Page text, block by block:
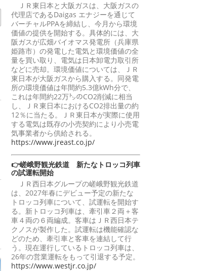
ＪＲ東日本と大阪ガスは、大阪ガスの
代理店であるDaigas エナジーを通じて
バーチャルPPAを締結し、今月から環境
価値の提供を開始する。具体的には、大
阪ガスが広畑バイオマス発電所（兵庫県
姫路市）の発電した電気と環境価値の全
量を買い取り、電気は日本卸電力取引所
などに売却。環境価値については、ＪＲ
東日本が大阪ガスから購入する。同発電
所の環境価値は年間約5.3億kWh分で、
これは年間約22万㌧のCO2削減に相当
し、ＪＲ東日本におけるCO2排出量の約
12％に当たる。ＪＲ東日本が実際に使用
する電気は既存の小売契約により小売電
気事業者から供給される。
https://www.jreast.co.jp/
👉嵯峨野観光鉄道 新たなトロッコ列車
の試運転開始
ＪＲ西日本グループの嵯峨野観光鉄道
は、2027年春にデビュー予定の新たな
トロッコ列車について、試運転を開始す
る。新トロッコ列車は、牽引車２両＋客
車４両の６両編成。客車はＪＲ西日本テ
クノスが製作した。試運転は機能確認な
どのため、牽引車と客車を連結して行
う。現在運行しているトロッコ列車は、
26年の営業運転をもって引退する予定。
https://www.westjr.co.jp/